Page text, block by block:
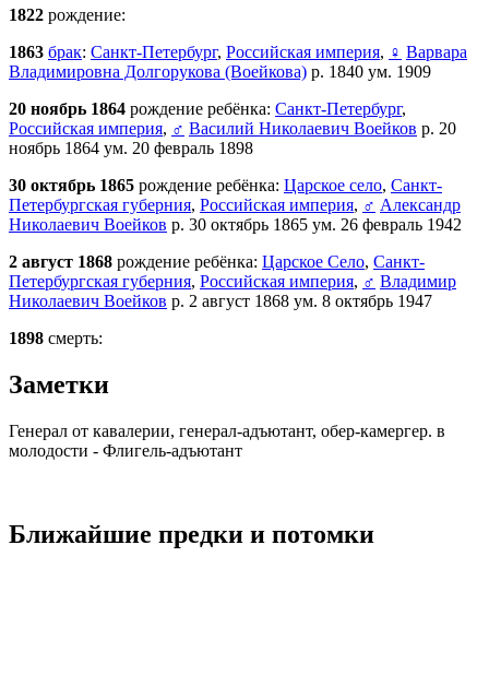
1822 рождение:
1863 брак: Санкт-Петербург, Российская империя, ♀ Варвара
Владимировна Долгорукова (Воейкова) р. 1840 ум. 1909
20 ноябрь 1864 рождение ребёнка: Санкт-Петербург,
Российская империя, ♂ Василий Николаевич Воейков р. 20
ноябрь 1864 ум. 20 февраль 1898
30 октябрь 1865 рождение ребёнка: Царское село, Санкт-
Петербургская губерния, Российская империя, ♂ Александр
Николаевич Воейков р. 30 октябрь 1865 ум. 26 февраль 1942
2 август 1868 рождение ребёнка: Царское Село, Санкт-
Петербургская губерния, Российская империя, ♂ Владимир
Николаевич Воейков р. 2 август 1868 ум. 8 октябрь 1947
1898 смерть:
Заметки
Генерал от кавалерии, генерал-адъютант, обер-камергер. в
молодости - Флигель-адъютант
Ближайшие предки и потомки